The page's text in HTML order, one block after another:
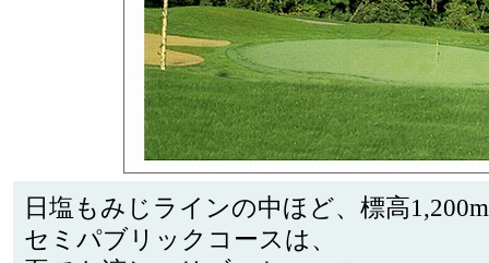
日塩もみじラインの中ほど、標高
セミパブリックコースは、